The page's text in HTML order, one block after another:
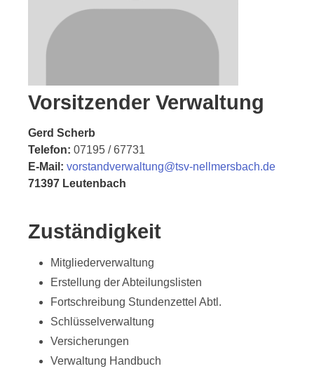
Vorsitzender Verwaltung
Gerd Scherb
Telefon: 07195 / 67731
E-Mail: vorstandverwaltung@tsv-nellmersbach.de
71397 Leutenbach
Zuständigkeit
Mitgliederverwaltung
Erstellung der Abteilungslisten
Fortschreibung Stundenzettel Abtl.
Schlüsselverwaltung
Versicherungen
Verwaltung Handbuch